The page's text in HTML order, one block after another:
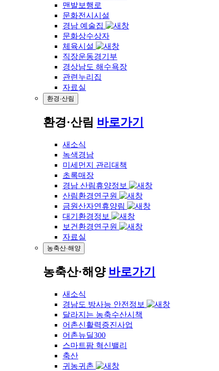
맨발보행로
문화전시시설
경남 예술집
문화상수상자
체육시설
직장운동경기부
경상남도 해수욕장
관련누리집
자료실
환경·산림
환경·산림 바로가기
새소식
녹색경남
미세먼지 관리대책
초록매장
경남 산림휴양정보
산림환경연구원
금원산자연휴양림
대기환경정보
보건환경연구원
자료실
농축산·해양
농축산·해양 바로가기
새소식
경남도 방사능 안전정보
달라지는 농축수산시책
어촌신활력증진사업
어촌뉴딜300
스마트팜 혁신밸리
축산
귀농귀촌